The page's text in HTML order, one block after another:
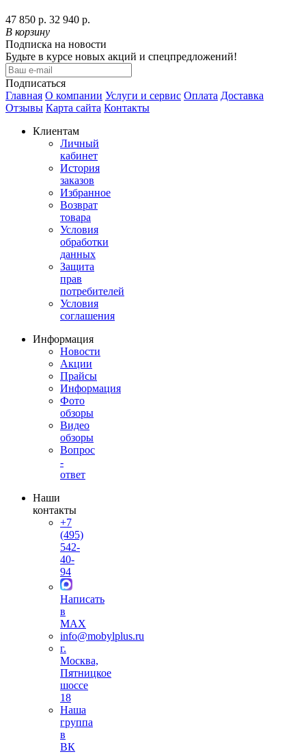
47 850 р. 32 940 р.
В корзину
Подписка на новости
Будьте в курсе новых акций и спецпредложений!
Подписаться
Главная О компании Услуги и сервис Оплата Доставка
Отзывы Карта сайта Контакты
Клиентам
Личный
кабинет
История
заказов
Избранное
Возврат
товара
Условия
обработки
данных
Защита
прав
потребителей
Условия
соглашения
Информация
Новости
Акции
Прайсы
Информация
Фото
обзоры
Видео
обзоры
Вопрос
-
ответ
Наши
контакты
+7
(495)
542-
40-
94
Написать
в
MAX
info@mobylplus.ru
г.
Москва,
Пятницкое
шоссе
18
Наша
группа
в
ВК